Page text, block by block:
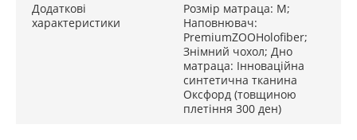
Додаткові
характеристики
Розмір матраца: M;
Наповнювач:
PremiumZOOHolofiber;
Знімний чохол; Дно
матраца: Інноваційна
синтетична тканина
Оксфорд (товщиною
плетіння 300 ден)